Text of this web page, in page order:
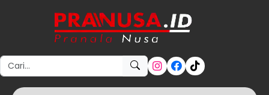
Search for: